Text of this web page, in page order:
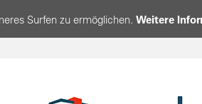
Surfen zu ermöglichen. Weitere